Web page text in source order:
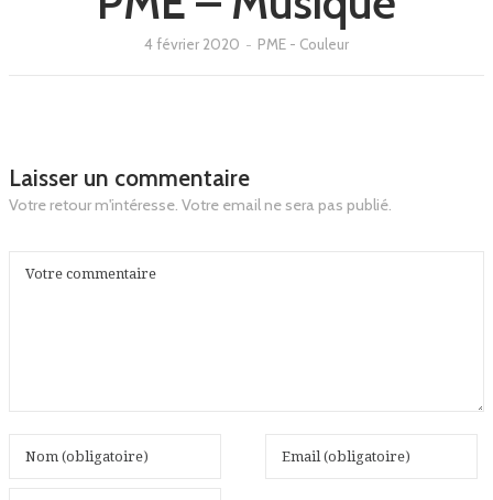
4 février 2020 - PME - Couleur
Laisser un commentaire
Votre retour m'intéresse. Votre email ne sera pas publié.